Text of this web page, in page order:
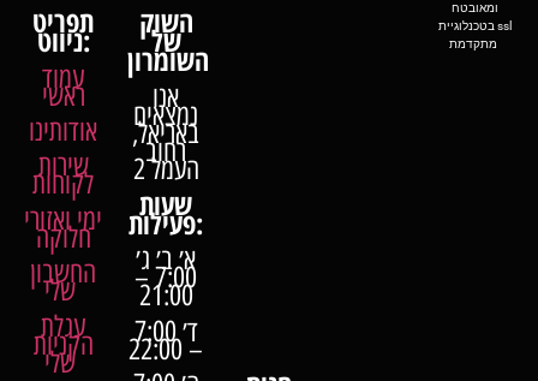
תפריט
ניווט:
עמוד
ראשי
אודותינו
שירות
לקוחות
ימי ואזורי
חלוקה
החשבון
שלי
עגלת
הקניות
שלי
השוק
של
אנו
נמצאים
באריאל,
רחוב
העמל 2
שעותפעילות:
א׳ ב׳ ג׳
7:00 –
21:00
ד׳ 7:00
– 22:00
ומאובטח
בטכנלוגיית ssl